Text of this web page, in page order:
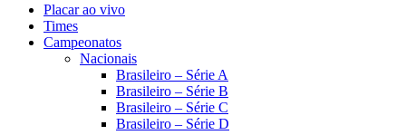
Placar ao vivo
Times
Campeonatos
Nacionais
Brasileiro – Série A
Brasileiro – Série B
Brasileiro – Série C
Brasileiro – Série D